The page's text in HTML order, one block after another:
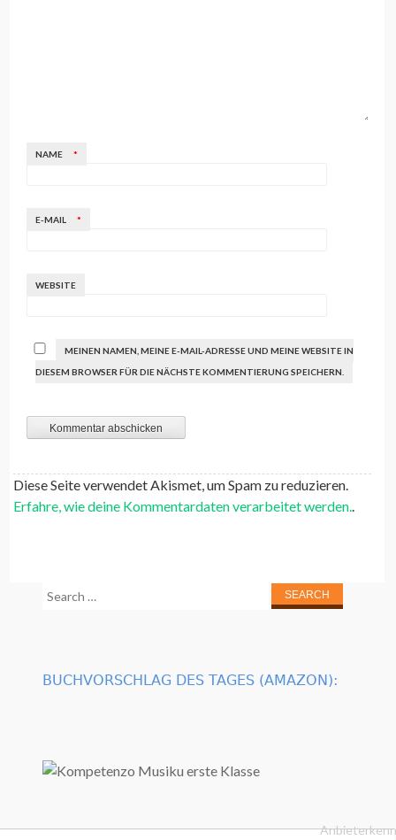
NAME *
E-MAIL *
WEBSITE
MEINEN NAMEN, MEINE E-MAIL-ADRESSE UND MEINE WEBSITE IN
DIESEM BROWSER FÜR DIE NÄCHSTE KOMMENTIERUNG SPEICHERN.
Diese Seite verwendet Akismet, um Spam zu reduzieren.
Erfahre, wie deine Kommentardaten verarbeitet werden..
Search
BUCHVORSCHLAG DES TAGES (AMAZON):